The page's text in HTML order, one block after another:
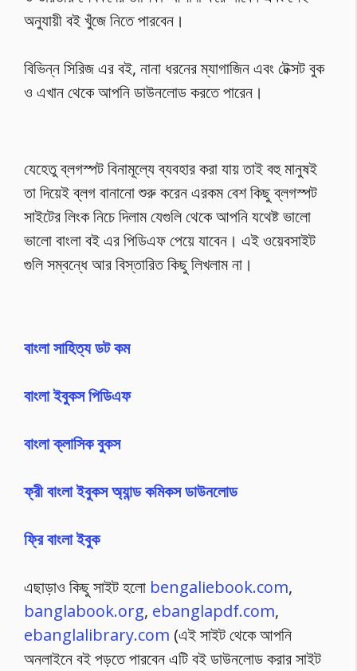
অনুযায়ী বই খুঁজে নিতে পারবেন।
বিভিন্ন সিরিজ এর বই, নানা ধরনের ম্যাগাজিন এবং টেক্সট বুক
ও এখান থেকে আপনি ডাউনলোড করতে পারেন।
যেহেতু ব্লগস্পট বিনামূল্যে ব্যবহার করা যায় তাই বহু মানুষই
তা দিয়েই ব্লগ বানানো শুরু করেন এরকম বেশ কিছু ব্লগস্পট
সাইটের লিংক নিচে দিলাম যেগুলি থেকে আপনি যথেষ্ট ভালো
ভালো বাংলা বই এর পিডিএফ পেয়ে যাবেন। এই ওয়েবসাইট
গুলি সম্বন্ধে আর বিস্তারিত কিছু লিখলাম না।
বাংলা সাহিত্য ডট কম
বাংলা ইবুকস পিডিএফ
বাংলা ক্লাসিক বুকস
ফ্রী বাংলা ইবুকস অ্যান্ড কমিকস ডাউনলোড
ফ্রি বাংলা ইবুক
এছাড়াও কিছু সাইট হলো bengaliebook.com,
banglabook.org, ebanglapdf.com,
ebanglalibrary.com (এই সাইট থেকে আপনি
অনলাইনে বই পড়তে পারবেন এটি বই ডাউনলোড করার সাইট